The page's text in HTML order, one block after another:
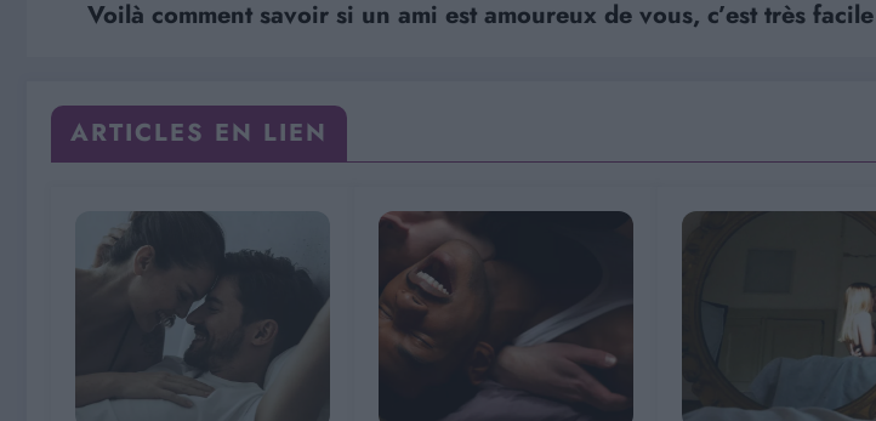
Voilà comment savoir si un ami est amoureux de vous, c’est très facile
ARTICLES EN LIEN